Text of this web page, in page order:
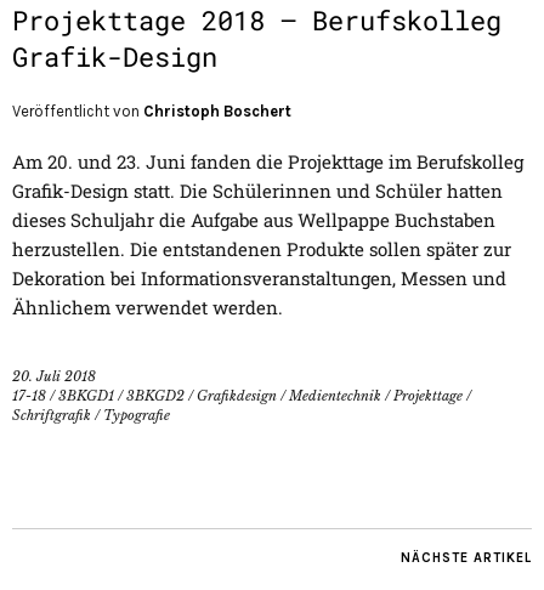
Projekttage 2018 – Berufskolleg
Grafik-Design
Veröffentlicht von Christoph Boschert
Am 20. und 23. Juni fanden die Projekttage im Berufskolleg
Grafik-Design statt. Die Schülerinnen und Schüler hatten
dieses Schuljahr die Aufgabe aus Wellpappe Buchstaben
herzustellen. Die entstandenen Produkte sollen später zur
Dekoration bei Informationsveranstaltungen, Messen und
Ähnlichem verwendet werden.
20. Juli 2018
17-18 /3BKGD1 /3BKGD2 /Grafikdesign / Medientechnik / Projekttage /
Schriftgrafik / Typografie
NÄCHSTE ARTIKEL